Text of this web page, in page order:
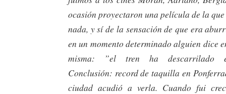
ocasión proyectaron una película de la
nada, y sí de la sensación de que era
en un momento determinado alguien dice
misma: ”el tren ha descarrilado
Conclusión: record de taquilla en
ciudad acudió a verla. Cuando fui